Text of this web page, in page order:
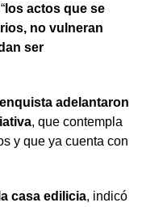
los actos que se
no vulneran
ser
adelantaron
, que contempla
y que ya cuenta con
casa edilicia, indicó